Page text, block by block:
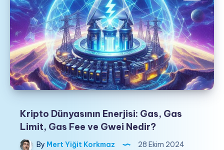
Geleceğin
Enerji
Ekonomisi
Kripto Dünyasının Enerjisi: Gas, Gas
Limit, Gas Fee ve Gwei Nedir?
By Mert Yiğit Korkmaz 28 Ekim 2024